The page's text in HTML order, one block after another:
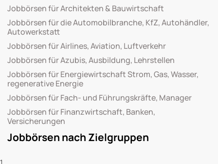
Jobbörsen für Architekten & Bauwirtschaft
Jobbörsen für die Automobilbranche, KfZ, Autohändler,
Autowerkstatt
Jobbörsen für Airlines, Aviation, Luftverkehr
Jobbörsen für Azubis, Ausbildung, Lehrstellen
Jobbörsen für Energiewirtschaft Strom, Gas, Wasser,
regenerative Energie
Jobbörsen für Fach- und Führungskräfte, Manager
Jobbörsen für Finanzwirtschaft, Banken,
Versicherungen
Jobbörsen nach Zielgruppen